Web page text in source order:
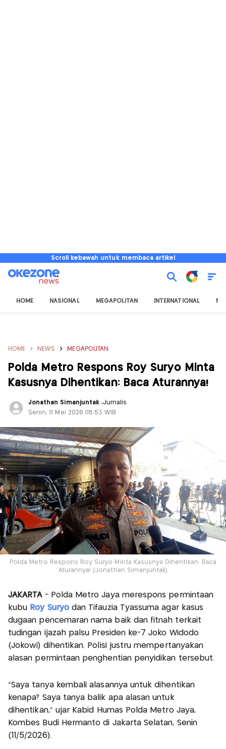
Scroll kebawah untuk membaca artikel
HOME NASIONAL MEGAPOLITAN INTERNATIONAL
HOME NEWS MEGAPOLITAN
Polda Metro Respons Roy Suryo Minta
Kasusnya Dihentikan: Baca Aturannya!
Jonathan Simanjuntak,Jurnalis
Senin, 11 Mei 2026 |18:53 WIB
Polda Metro Respons Roy Suryo Minta Kasusnya Dihentikan: Baca
Aturannya! (Jonathan Simanjuntak)
JAKARTA- Polda Metro Jaya merespons permintaan
kubu Roy Suryo dan Tifauzia Tyassuma agar kasus
dugaan pencemaran nama baik dan fitnah terkait
tudingan ijazah palsu Presiden ke-7 Joko Widodo
(Jokowi) dihentikan. Polisi justru mempertanyakan
alasan permintaan penghentian penyidikan tersebut.
"Saya tanya kembali alasannya untuk dihentikan
kenapa? Saya tanya balik apa alasan untuk
dihentikan," ujar Kabid Humas Polda Metro Jaya,
Kombes Budi Hermanto di Jakarta Selatan, Senin
(11/5/2026).